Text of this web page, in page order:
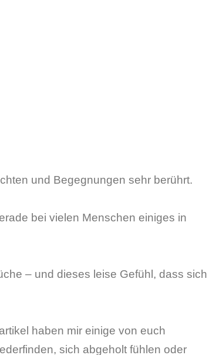
und Begegnungen sehr berührt.
bei vielen Menschen einiges in
– und dieses leise Gefühl, dass sich
haben mir einige von euch
sich abgeholt fühlen oder